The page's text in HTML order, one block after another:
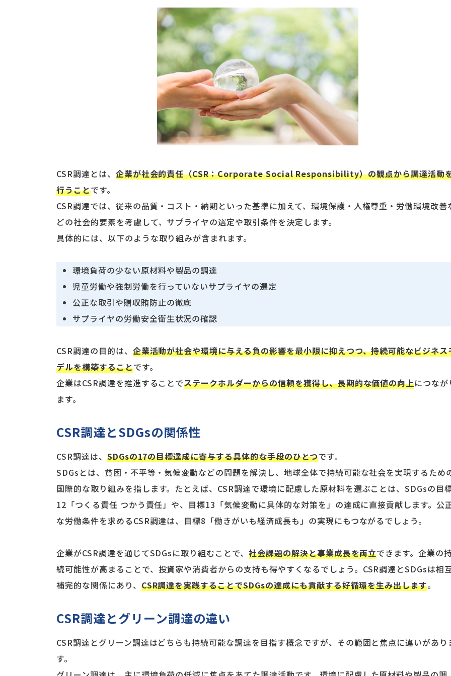
CSR調達とは、 企業が社会的責任（CSR：Corporate Social Responsibility）の観点から調達活動
行うことです。
CSR調達では、従来の品質・コスト・納期といった基準に加えて、環境保護・人権尊重・労働環境改善
どの社会的要素を考慮して、サプライヤの選定や取引条件を決定します。
具体的には、以下のような取り組みが含まれます。
環境負荷の少ない原材料や製品の調達
児童労働や強制労働を行っていないサプライヤの選定
公正な取引や贈収賄防止の徹底
サプライヤの労働安全衛生状況の確認
CSR調達の目的は、 企業活動が社会や環境に与える負の影響を最小限に抑えつつ、持続可能なビジネス
デルを構築することです。
企業はCSR調達を推進することでステークホルダーからの信頼を獲得し、長期的な価値の向上につなが
ます。
CSR調達とSDGsの関係性
CSR調達は、 SDGsの17の目標達成に寄与する具体的な手段のひとつです。
SDGsとは、貧困・不平等・気候変動などの問題を解決し、地球全体で持続可能な社会を実現するため
国際的な取り組みを指します。たとえば、CSR調達で環境に配慮した原材料を選ぶことは、SDGsの目
12「つくる責任 つかう責任」や、目標13「気候変動に具体的な対策を」の達成に直接貢献します。公
な労働条件を求めるCSR調達は、目標8「働きがいも経済成長も」の実現にもつながるでしょう。
企業がCSR調達を通じてSDGsに取り組むことで、 社会課題の解決と事業成長を両立できます。企業の
続可能性が高まることで、投資家や消費者からの支持も得やすくなるでしょう。CSR調達とSDGsは相
補完的な関係にあり、 CSR調達を実践することでSDGsの達成にも貢献する好循環を生み出します。
CSR調達とグリーン調達の違い
CSR調達とグリーン調達はどちらも持続可能な調達を目指す概念ですが、その範囲と焦点に違いがあり
す。